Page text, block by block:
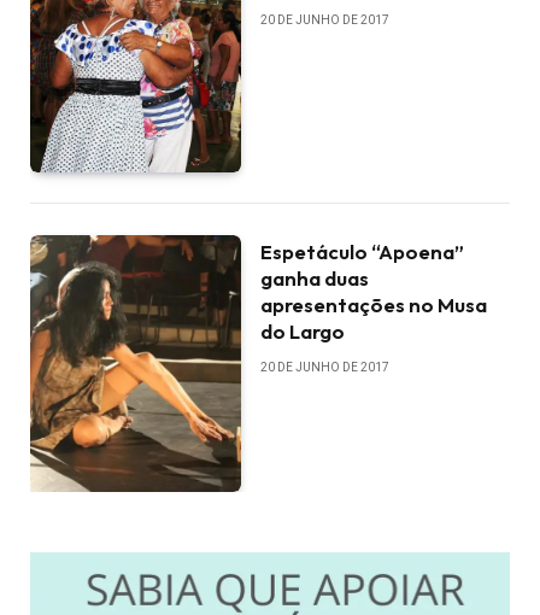
20 DE JUNHO DE 2017
Espetáculo “Apoena”
ganha duas
apresentações no Musa
do Largo
20 DE JUNHO DE 2017